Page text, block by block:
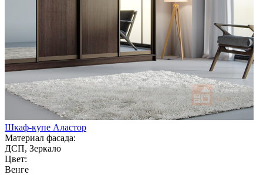
Шкаф-купе Аластор
Материал фасада:
ДСП, Зеркало
Цвет:
Венге